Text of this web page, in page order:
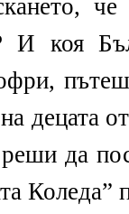
И коя
децата
да
Коледа”